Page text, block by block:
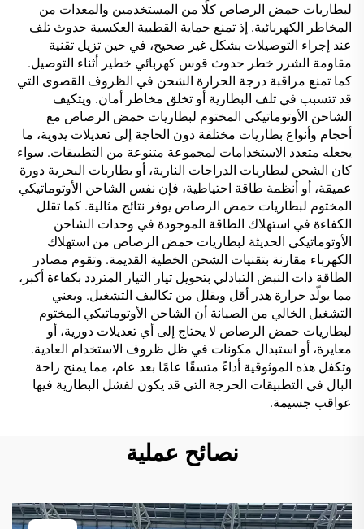
لبطاريات حمض الرصاص كلًا من المستخدمين والمعدات من
المخاطر الكهربائية. إذ تمنع حماية القطبية العكسية حدوث تلف
عند إجراء التوصيلات بشكل غير صحيح، في حين تزيل تقنية
مقاومة الشرر خطر حدوث قوس كهربائي خطير أثناء التوصيل.
كما تمنع مراقبة درجة الحرارة الشحن في الظروف القصوى التي
قد تتسبب في تلف البطارية أو تخلق مخاطر أمان. ويتكيف
الشاحن الأوتوماتيكي المختوم لبطاريات حمض الرصاص مع
أحجام وأنواع بطاريات مختلفة دون الحاجة إلى تعديلات يدوية، ما
يجعله متعدد الاستخدامات لمجموعة متنوعة من التطبيقات. سواء
كان الشحن لبطاريات الدراجات النارية، أو بطاريات البحرية دورة
عميقة، أو أنظمة طاقة احتياطية، فإن نفس الشاحن الأوتوماتيكي
المختوم لبطاريات حمض الرصاص يوفر نتائج مثالية. كما تقلل
الكفاءة في استهلاك الطاقة الموجودة في وحدات الشاحن
الأوتوماتيكي الحديثة لبطاريات حمض الرصاص من استهلاك
الكهرباء مقارنة بتقنيات الشحن الخطية القديمة. وتقوم مصادر
الطاقة ذات النبض التبادلي بتحويل تيار التيار المتردد بكفاءة أكبر،
مما يولّد حرارة هدر أقل ويقلل من تكاليف التشغيل. ويعني
التشغيل الخالي من الصيانة أن الشاحن الأوتوماتيكي المختوم
لبطاريات حمض الرصاص لا يحتاج إلى أي تعديلات دورية، أو
معايرة، أو استبدال مكونات في ظل ظروف الاستخدام العادية.
وتكفل هذه الموثوقية أداءً متسقًا عامًا بعد عام، مما يمنح راحة
البال في التطبيقات الحرجة التي قد يكون لفشل البطارية فيها
عواقب جسيمة.
نصائح عملية